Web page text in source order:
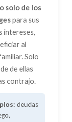
solo de los
para sus
intereses,
al
Solo
de ellas
contrajo.
deudas